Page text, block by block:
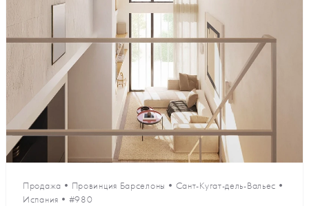
Продажа • Провинция Барселоны • Сант-Кугат-дель-Вальес •
Испания • #980